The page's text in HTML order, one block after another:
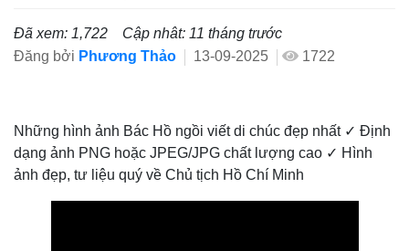
Đã xem: 1,722
Cập nhât: 11 tháng trước
Đăng bởi Phương Thảo 13-09-2025 1722
Những hình ảnh Bác Hồ ngồi viết di chúc đẹp nhất ✓ Định
dạng ảnh PNG hoặc JPEG/JPG chất lượng cao ✓ Hình
ảnh đẹp, tư liệu quý về Chủ tịch Hồ Chí Minh